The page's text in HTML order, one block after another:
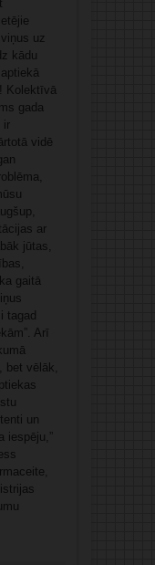
uz
kādu
Kolektīvā
gada
ir
vidē
ar
jūtas,
gaitā
tagad
Arī
bet vēlāk,
un
iespēju,”